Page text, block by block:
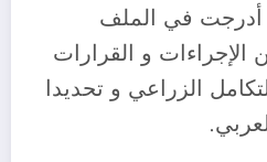
أدرجت في الملف
و القرارات
الزراعي و تحديدا